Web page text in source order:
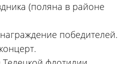
(поляна в районе
победителей.